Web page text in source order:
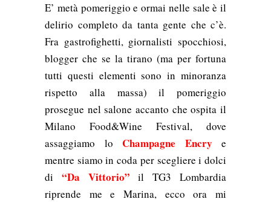
E’ metà pomeriggio e ormai nelle sale è il
delirio completo da tanta gente che c’è.
Fra gastrofighetti, giornalisti spocchiosi,
blogger che se la tirano (ma per fortuna
tutti questi elementi sono in minoranza
rispetto alla massa) il pomeriggio
prosegue nel salone accanto che ospita il
Milano Food&Wine Festival, dove
assaggiamo lo Champagne Encry e
mentre siamo in coda per scegliere i dolci
di “Da Vittorio”il TG3 Lombardia
riprende me e Marina, ecco ora mi